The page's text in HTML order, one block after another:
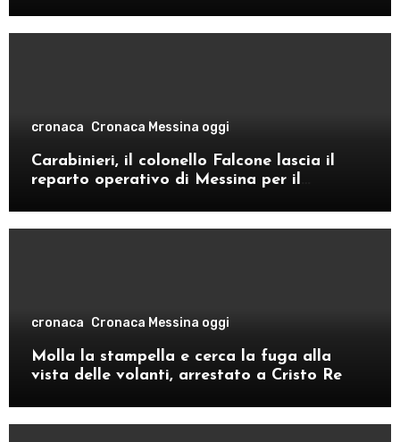
cronaca Cronaca Messina oggi
Carabinieri, il colonello Falcone lascia il
reparto operativo di Messina per il
cronaca Cronaca Messina oggi
Molla la stampella e cerca la fuga alla
vista delle volanti, arrestato a Cristo Re